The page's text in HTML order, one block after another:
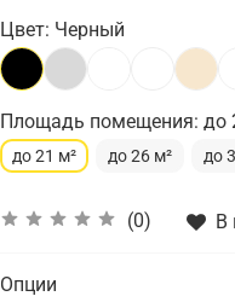
Цвет: Черный
Площадь помещения: до
до 21 м² до 26 м² до
(0) В
Опции